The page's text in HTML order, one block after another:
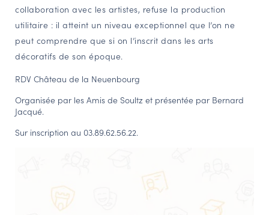
PORTAIL CULTURE
Comité d'Histoire Régionale
Service Inventaire et Patrimoines de la Région Grand Est
Amateurs d’histoire et de patrimoine
Responsables de structures
collaboration avec les artistes, refuse la production
utilitaire : il atteint un niveau exceptionnel que l’on ne
peut comprendre que si on l’inscrit dans les arts
décoratifs de son époque.
RDV Château de la Neuenbourg
Organisée par les Amis de Soultz et présentée par Bernard
Jacqué.
Sur inscription au 03.89.62.56.22.